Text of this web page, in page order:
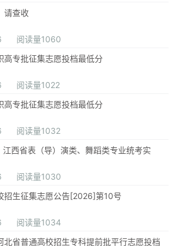
请查收
阅读量1060
专批征集志愿投档最低分
阅读量1022
专批征集志愿投档最低分
阅读量1032
西省表（导）演类、舞蹈类专业统考实
阅读量1030
招生征集志愿公告[2026]第10号
阅读量1034
北省普通高校招生专科提前批平行志愿投档